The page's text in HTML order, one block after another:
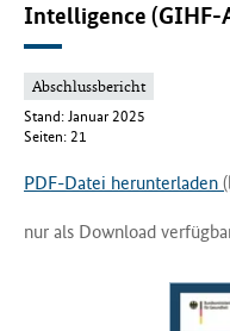
Intelligence (GIHF-
Abschlussbericht
Stand: Januar 2025
Seiten: 21
PDF-Datei herunterladen
nur als Download